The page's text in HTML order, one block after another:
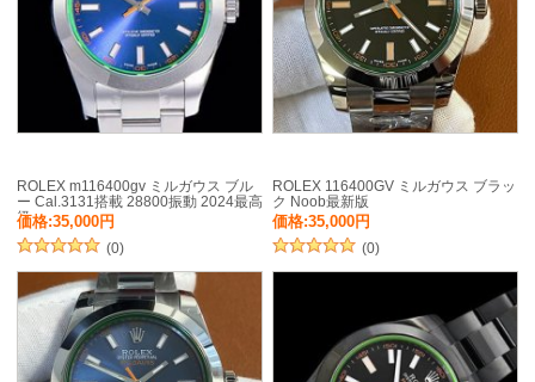
ROLEX m116400gv ミルガウス ブル
ー Cal.3131搭載 28800振動 2024最高
級
価格:35,000円
(0)
ROLEX 116400GV ミルガウス ブラッ
ク Noob最新版
価格:35,000円
(0)